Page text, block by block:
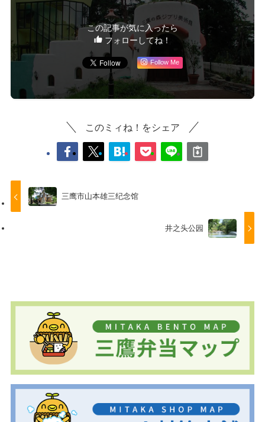
この記事が気に入ったら
フォローしてね！
Follow Me
このミィね！をシェア
三鹰市山本雄三纪念馆
井之头公园